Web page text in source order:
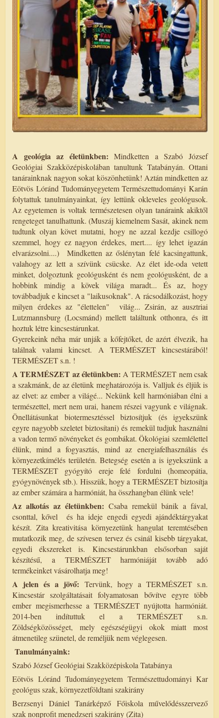
A geológia az életünkben: Mindketten a Szabó József
Geológiai Szakközépiskolában tanultunk Tatabányán. Ottani
tanárainknak nagyon sokat köszönhetünk! Aztán mindketten az
Eötvös Lóránd Tudományegyetem Természettudományi Karán
folytattuk tanulmányainkat, így lettünk okleveles geológusok.
Az egyetemen is voltak természetesen olyan tanáraink akiktől
rengeteget tanulhattunk. (Muszáj kiemelnem Sasát, akinek nem
tudtunk olyan követ mutatni, hogy ne azzal kezdje csillogó
szemmel, hogy ez nagyon érdekes, mert.... így lehet igazán
elvarázsolni....) Mindketten az őslénytan felé kacsingattunk,
valahogy az lett a szívünk csücske. Az élet ide-oda vetett
minket, dolgoztunk geológusként és nem geológusként, de a
hobbink mindig a kövek világa maradt... És az, hogy
továbbadjuk e kincset a "laikusoknak". A rácsodálkozást, hogy
milyen érdekes az "élettelen" világ... Zsirán, az ausztriai
Lutzmannsburg (Locsmánd) mellett találtunk otthonra, és itt
hoztuk létre kincsestárunkat.
Gyerekeink néha már unják a kőfejtőket, de azért élvezik, ha
találnak valami kincset. A TERMÉSZET kincsestárából!
TERMÉSZET s.n. !
A TERMÉSZET az életünkben:A TERMÉSZET nem csak
a szakmánk, de az életünk meghatározója is. Valljuk és éljük is
az elvet: az ember a világé... Nekünk kell harmóniában élni a
természettel, mert nem urai, hanem részei vagyunk e világnak.
Önellátásunkat biotermesztéssel biztosítjuk (és igyekszünk
egyre nagyobb szeletet biztosítani) és remekül tudjuk használni
a vadon termő növényeket és gombákat. Ökológiai szemlélettel
élünk, mind a fogyasztás, mind az energiafelhasználás és
környezetkímélés területén. Betegség esetén a is igyekszünk a
TERMÉSZET gyógyító ereje felé fordulni (homeopátia,
gyógynövények stb.). Hisszük, hogy a TERMÉSZET biztosítja
az ember számára a harmóniát, ha összhangban élünk vele!
Az alkotás az életünkben: Csaba remekül bánik a fával,
csonttal, kővel és ha ideje engedi egyedi ajándéktárgyakat
készít. Zita kreativitása környezetünk hangulat teremtésében
mutatkozik meg, de szívesen tervez és csinál kisebb tárgyakat,
egyedi ékszereket is. Kincsestárunkban elsősorban saját
készítésű, a TERMÉSZET harmóniáját tovább adó
termékeinket vásárolhatja meg!
A jelen és a jövő: Tervünk, hogy a TERMÉSZET s.n.
Kincsestár szolgáltatásait folyamatosan bővítve egyre több
ember megismerhesse a TERMÉSZET nyújtotta harmóniát.
2014-ben indítuttuk el a TERMÉSZET s.n.
Zöldségközösséget, mely egészségügyi okok miatt most
átmenetileg szünetel, de reméljük nem véglegesen.
Tanulmányaink:
Szabó József Geológiai Szakközépiskola Tatabánya
Eötvös Lóránd Tudományegyetem Természettudományi Kar
geológus szak, környezetföldtani szakirány
Berzsenyi Dániel Tanárképző Főiskola művelődésszervező
szak nonprofit menedzseri szakirány (Zita)